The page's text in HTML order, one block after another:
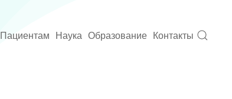
Пациентам Наука Образование Контакты